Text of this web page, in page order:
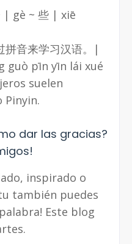
| gè ~ 些 | xiē
拼音来学习汉语。|
guò pīn yīn lái xué
suelen
Pinyin.
dar las gracias?
inspirado o
también puedes
Este blog